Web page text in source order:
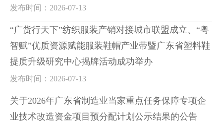
发布时间：2026-07-13
“广货行天下”纺织服装产销对接城市联盟成立、“粤
智赋”优质资源赋能服装鞋帽产业带暨广东省塑料鞋
提质升级研究中心揭牌活动成功举办
发布时间：2026-07-13
关于2026年广东省制造业当家重点任务保障专项企
业技术改造资金项目预分配计划公示结果的公告